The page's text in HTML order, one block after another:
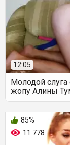
12:05
Молодой
жопу Алины
11 778
85%